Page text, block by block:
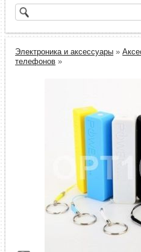
Электроника и аксессуары »
телефонов »